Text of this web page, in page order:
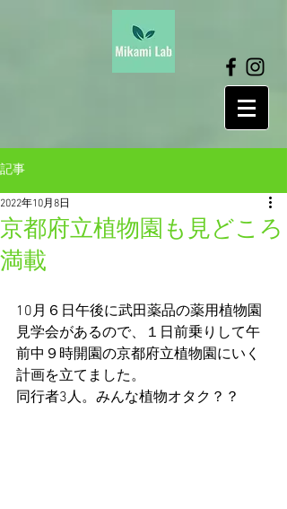
記事
京都府立植物園も見どころ
満載
2022年10月8日
10月６日午後に武田薬品の薬用植物園
見学会があるので、１日前乗りして午
前中９時開園の京都府立植物園にいく
計画を立てました。
同行者3人。みんな植物オタク？？